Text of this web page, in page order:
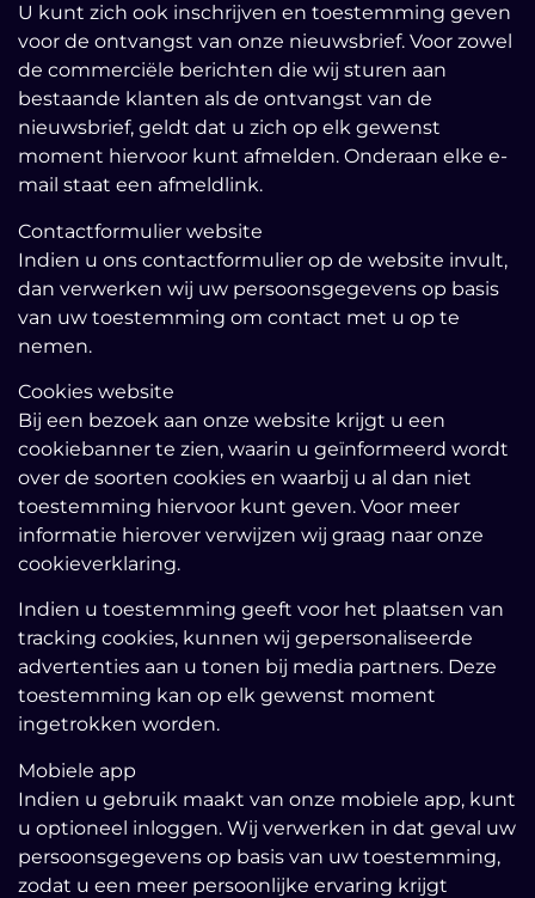
U kunt zich ook inschrijven en toestemming geven
voor de ontvangst van onze nieuwsbrief. Voor zowel
de commerciële berichten die wij sturen aan
bestaande klanten als de ontvangst van de
nieuwsbrief, geldt dat u zich op elk gewenst
moment hiervoor kunt afmelden. Onderaan elke e-
mail staat een afmeldlink.
Contactformulier website
Indien u ons contactformulier op de website invult,
dan verwerken wij uw persoonsgegevens op basis
van uw toestemming om contact met u op te
nemen.
Cookies website
Bij een bezoek aan onze website krijgt u een
cookiebanner te zien, waarin u geïnformeerd wordt
over de soorten cookies en waarbij u al dan niet
toestemming hiervoor kunt geven. Voor meer
informatie hierover verwijzen wij graag naar onze
cookieverklaring.
Indien u toestemming geeft voor het plaatsen van
tracking cookies, kunnen wij gepersonaliseerde
advertenties aan u tonen bij media partners. Deze
toestemming kan op elk gewenst moment
ingetrokken worden.
Mobiele app
Indien u gebruik maakt van onze mobiele app, kunt
u optioneel inloggen. Wij verwerken in dat geval uw
persoonsgegevens op basis van uw toestemming,
zodat u een meer persoonlijke ervaring krijgt